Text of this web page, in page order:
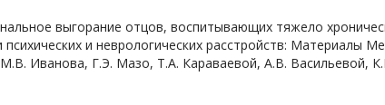
выгорание отцов, воспитывающих тяжело
и неврологических расстройств: Материалы
Иванова, Г.Э. Мазо, Т.А. Караваевой, А.В. Васильевой,